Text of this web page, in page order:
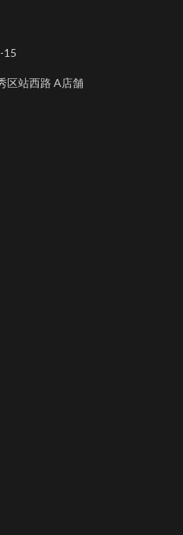
15
区站西路 A店舗